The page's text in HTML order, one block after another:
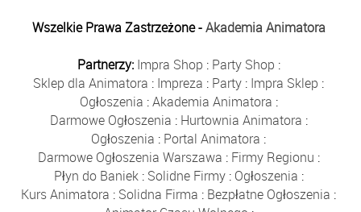
Wszelkie Prawa Zastrzeżone -Akademia Animatora
Partnerzy: Impra Shop : Party Shop :
Sklep dla Animatora : Impreza : Party : Impra Sklep :
Ogłoszenia :Akademia Animatora :
Darmowe Ogłoszenia : Hurtownia Animatora :
Ogłoszenia : Portal Animatora :
Darmowe Ogłoszenia Warszawa : Firmy Regionu :
Płyn do Baniek: Solidne Firmy: Ogłoszenia :
Kurs Animatora : Solidna Firma : Bezpłatne Ogłoszenia :